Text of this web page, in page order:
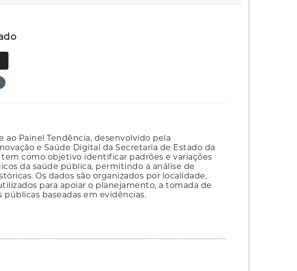
Painel Tendência, desenvolvido pela
e Saúde Digital da Secretaria de Estado da
tem como objetivo identificar padrões e variações
da saúde pública, permitindo a análise de
Os dados são organizados por localidade,
para apoiar o planejamento, a tomada de
baseadas em evidências.